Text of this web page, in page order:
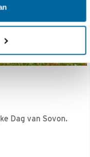
Dag van Sovon.